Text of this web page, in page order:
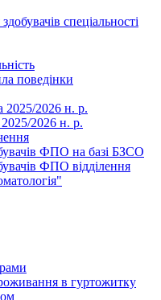
спеціальності
поведінки
2025/2026 н. р.
2025/2026 н. р.
ФПО на базі БЗСО
ФПО відділення
в гуртожитку